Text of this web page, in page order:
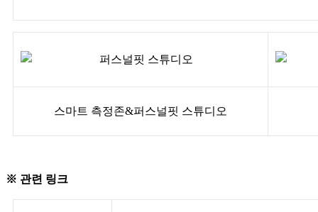
스마트 측정존&퍼스널핏 스튜디오
※ 관련 링크